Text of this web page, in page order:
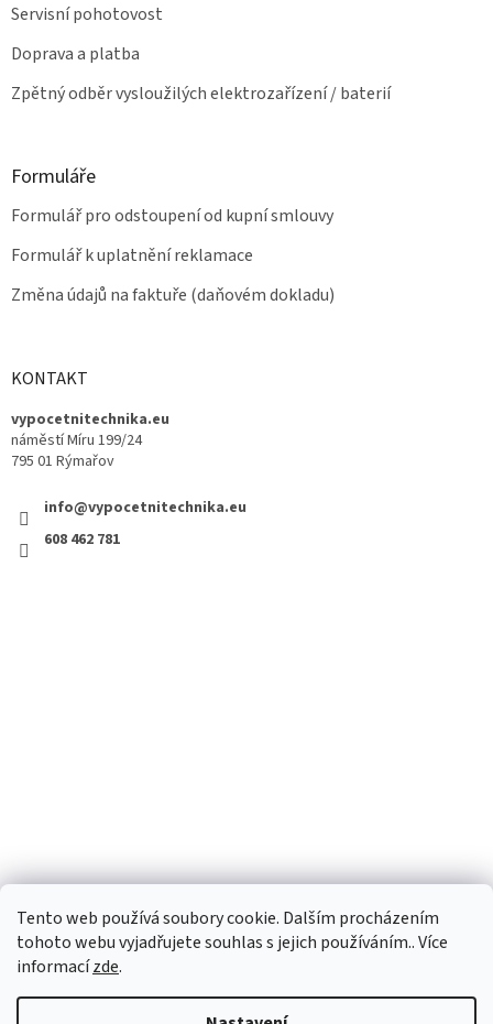
Tento web používá soubory cookie. Dalším procházením
tohoto webu vyjadřujete souhlas s jejich používáním.. Více
informacízde.
Servisní pohotovost
Doprava a platba
Zpětný odběr vysloužilých elektrozařízení / baterií
Formuláře
Formulář pro odstoupení od kupní smlouvy
Formulář k uplatnění reklamace
Změna údajů na faktuře (daňovém dokladu)
KONTAKT
vypocetnitechnika.eu
náměstí Míru 199/24
795 01 Rýmařov
info@vypocetnitechnika.eu
608 462 781